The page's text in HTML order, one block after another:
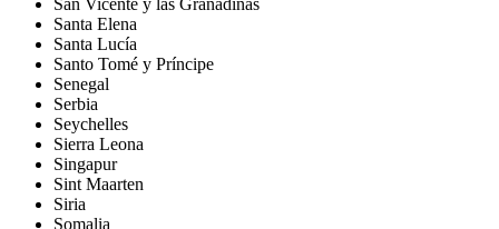
Santa Elena
Santa Lucía
Santo Tomé y Príncipe
Senegal
Serbia
Seychelles
Sierra Leona
Singapur
Sint Maarten
Siria
Somalia